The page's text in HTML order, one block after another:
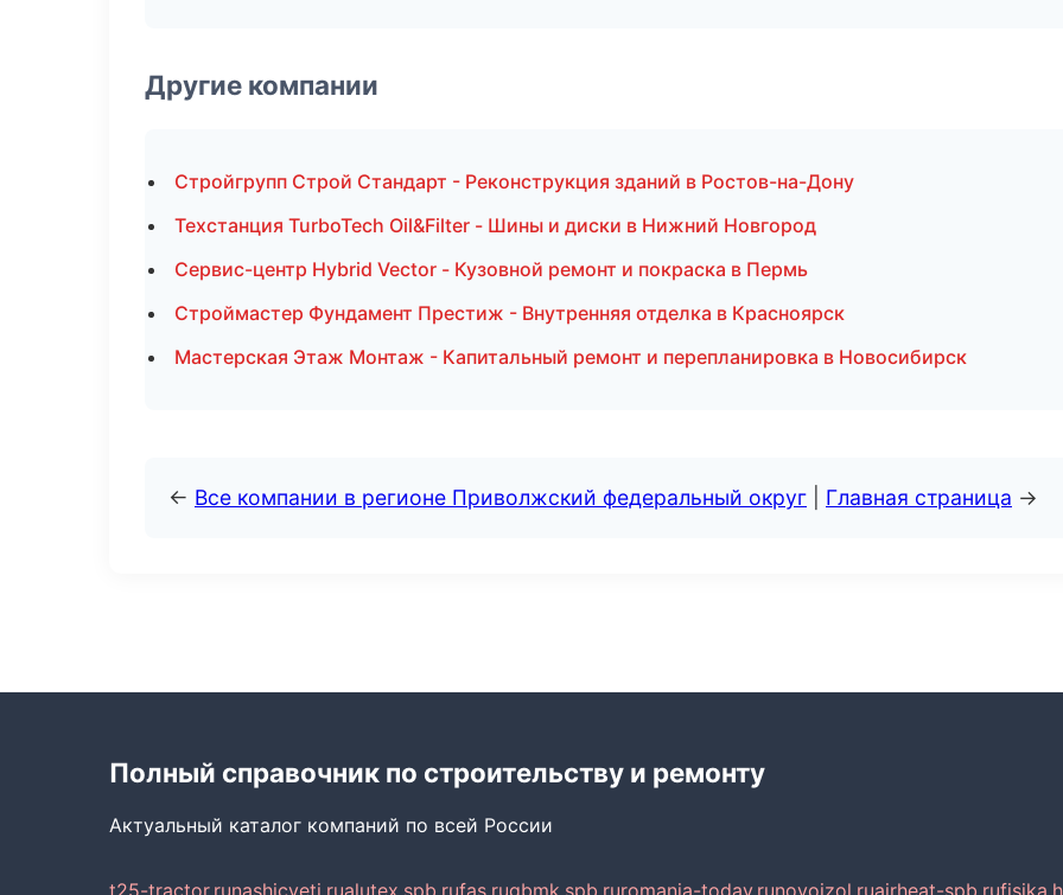
Другие компании
Стройгрупп Строй Стандарт - Реконструкция зданий в Ростов-на-Дону
Техстанция TurboTech Oil&Filter - Шины и диски в Нижний Новгород
Сервис-центр Hybrid Vector - Кузовной ремонт и покраска в Пермь
Строймастер Фундамент Престиж - Внутренняя отделка в Красноярск
Мастерская Этаж Монтаж - Капитальный ремонт и перепланировка в Новосибирск
← Все компании в регионе Приволжский федеральный округ Главная страница →
Полный справочник по строительству и ремонту
Актуальный каталог компаний по всей России
t25-tractor.runashicveti.rualutex.spb.rufas.rugbmk.spb.ruromania-today.runovoizol.ruairheat-spb.ru